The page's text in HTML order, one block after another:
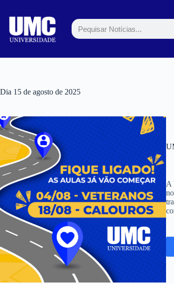
Dia 15 de agosto de 2025
A